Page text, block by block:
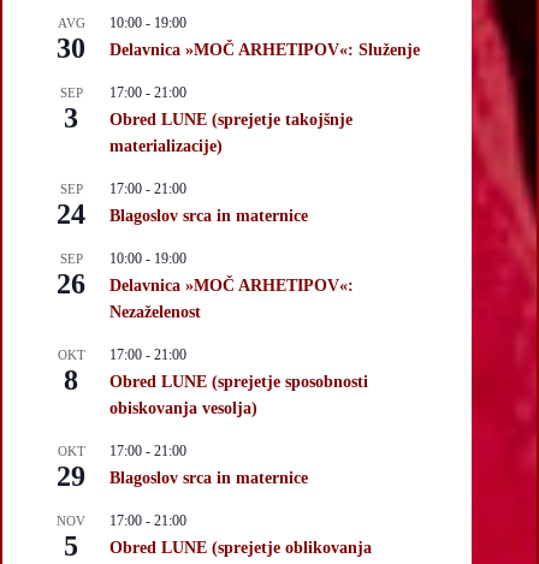
AVG
30
10:00 - 19:00
Delavnica »MOČ ARHETIPOV«: Služenje
SEP
3
17:00 - 21:00
Obred LUNE (sprejetje takojšnje
materializacije)
SEP
24
17:00 - 21:00
Blagoslov srca in maternice
SEP
26
10:00 - 19:00
Delavnica »MOČ ARHETIPOV«:
Nezaželenost
OKT
8
17:00 - 21:00
Obred LUNE (sprejetje sposobnosti
obiskovanja vesolja)
OKT
29
17:00 - 21:00
Blagoslov srca in maternice
NOV
5
17:00 - 21:00
Obred LUNE (sprejetje oblikovanja